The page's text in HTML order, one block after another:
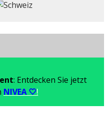
: Entdecken Sie jetzt
NIVEA 🤍!